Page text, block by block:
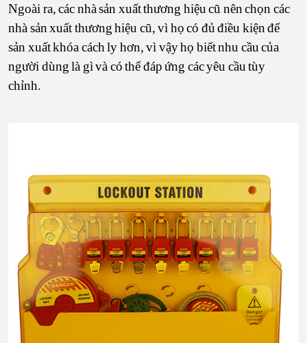
Ngoài ra, các nhà sản xuất thương hiệu cũ nên chọn các
nhà sản xuất thương hiệu cũ, vì họ có đủ điều kiện để
sản xuất khóa cách ly hơn, vì vậy họ biết nhu cầu của
người dùng là gì và có thể đáp ứng các yêu cầu tùy
chỉnh.